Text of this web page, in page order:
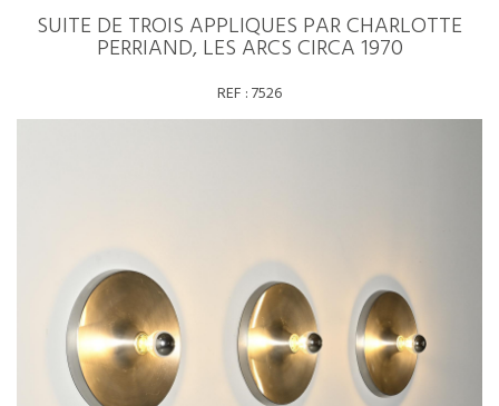
SUITE DE TROIS APPLIQUES PAR CHARLOTTE
PERRIAND, LES ARCS CIRCA 1970
REF :7526